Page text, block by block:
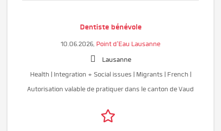
Dentiste bénévole
10.06.2026, Point d'Eau Lausanne
Lausanne
Health | Integration + Social issues | Migrants | French |
Autorisation valable de pratiquer dans le canton de Vaud